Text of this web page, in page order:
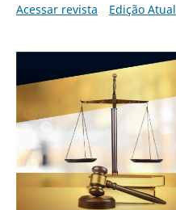
Acessar revista
Edição Atual